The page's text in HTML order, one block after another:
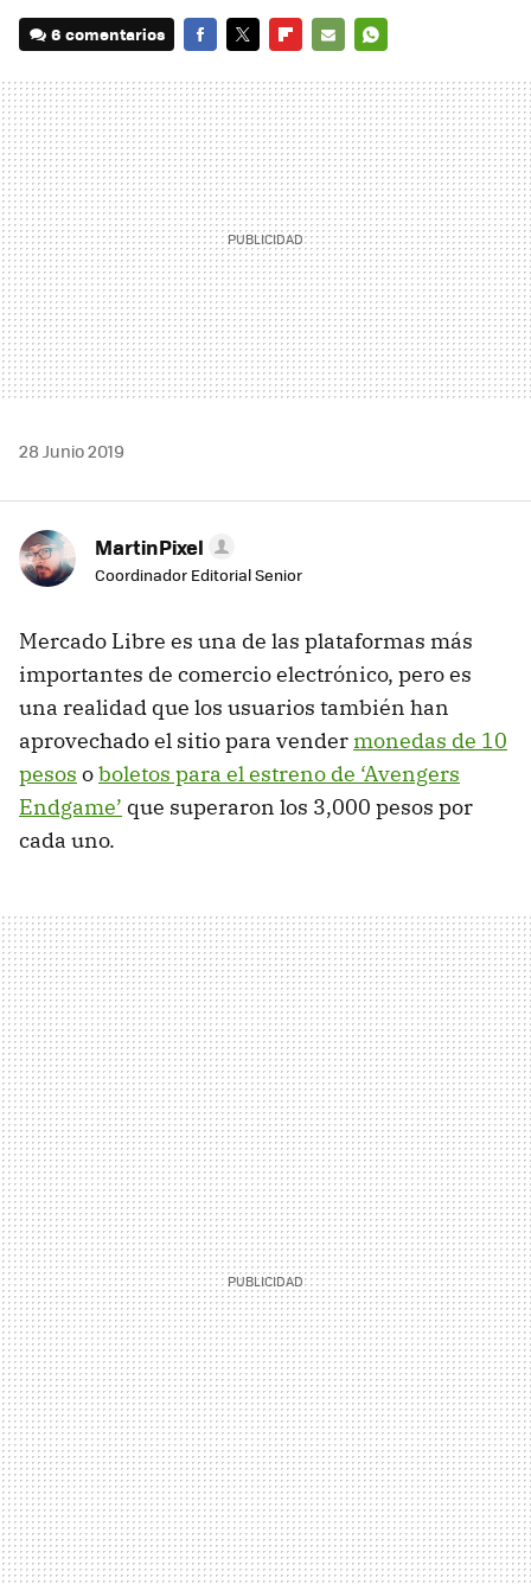
6 comentarios
MAIL
28 Junio 2019
MartinPixel
Coordinador Editorial Senior
Mercado Libre es una de las plataformas más
importantes de comercio electrónico, pero es
una realidad que los usuarios también han
aprovechado el sitio para vendermonedas de 10
pesos oboletos para el estreno de ‘Avengers
Endgame’ que superaron los 3,000 pesos por
cada uno.